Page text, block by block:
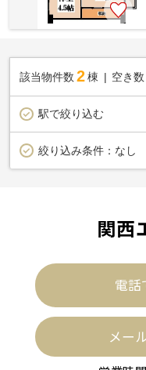
該当物件数 2棟 空き数
駅で絞り込む
絞り込み条件： なし
関西
電話
メー